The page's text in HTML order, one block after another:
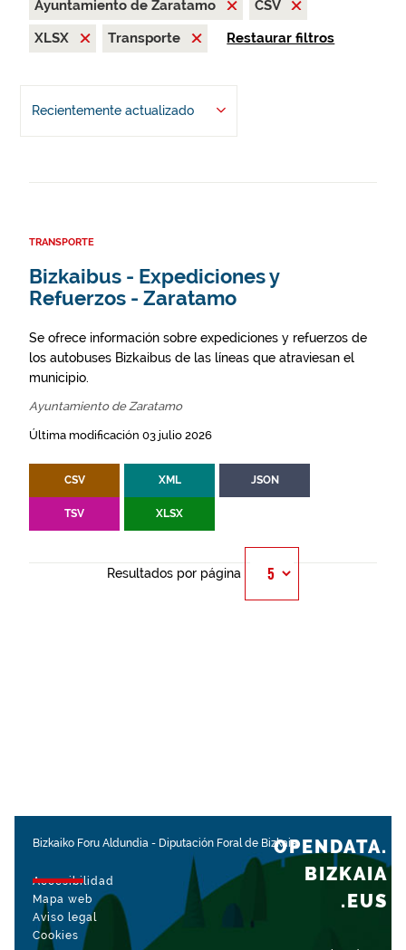
Ayuntamiento de Zaratamo
CSV
XLSX
Transporte Restaurar filtros
Recientemente actualizado
TRANSPORTE
Bizkaibus - Expediciones y
Refuerzos - Zaratamo
Se ofrece información sobre expediciones y refuerzos de
los autobuses Bizkaibus de las líneas que atraviesan el
municipio.
Ayuntamiento de Zaratamo
Última modificación 03 julio 2026
CSV XML JSON
TSV XLSX
Resultados por página
Bizkaiko Foru Aldundia - Diputación Foral de Bizkaia
Accesibilidad
Mapa web
Aviso legal
Cookies
OPENDATA.
BIZKAIA
.EUS